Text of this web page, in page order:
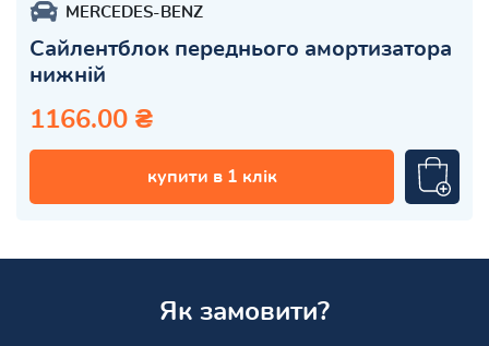
MERCEDES-BENZ
Сайлентблок переднього амортизатора
нижній
1166.00 ₴
купити в 1 клік
Як замовити?